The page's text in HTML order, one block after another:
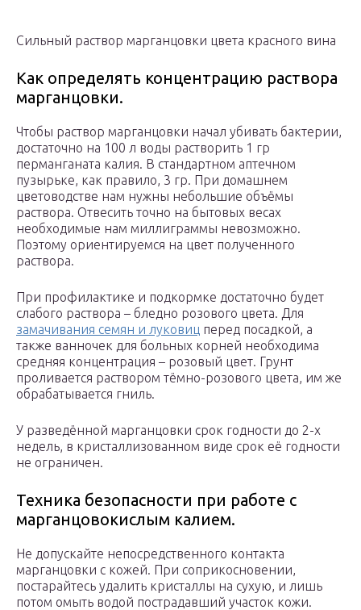
Сильный раствор марганцовки цвета красного вина
Как определять концентрацию раствора
марганцовки.
Чтобы раствор марганцовки начал убивать бактерии,
достаточно на 100 л воды растворить 1 гр
перманганата калия. В стандартном аптечном
пузырьке, как правило, 3 гр. При домашнем
цветоводстве нам нужны небольшие объёмы
раствора. Отвесить точно на бытовых весах
необходимые нам миллиграммы невозможно.
Поэтому ориентируемся на цвет полученного
раствора.
При профилактике и подкормке достаточно будет
слабого раствора – бледно розового цвета. Для
замачивания семян и луковиц перед посадкой, а
также ванночек для больных корней необходима
средняя концентрация – розовый цвет. Грунт
проливается раствором тёмно-розового цвета, им же
обрабатывается гниль.
У разведённой марганцовки срок годности до 2-х
недель, в кристаллизованном виде срок её годности
не ограничен.
Техника безопасности при работе с
марганцовокислым калием.
Не допускайте непосредственного контакта
марганцовки с кожей. При соприкосновении,
постарайтесь удалить кристаллы на сухую, и лишь
потом омыть водой пострадавший участок кожи.